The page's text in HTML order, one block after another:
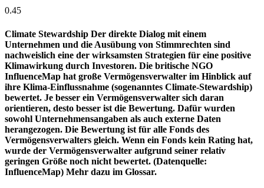
0.45
Climate Stewardship Der direkte Dialog mit einem
Unternehmen und die Ausübung von Stimmrechten sind
nachweislich eine der wirksamsten Strategien für eine positive
Klimawirkung durch Investoren. Die britische NGO
InfluenceMap hat große Vermögensverwalter im Hinblick auf
ihre Klima-Einflussnahme (sogenanntes Climate-Stewardship)
bewertet. Je besser ein Vermögensverwalter sich daran
orientieren, desto besser ist die Bewertung. Dafür wurden
sowohl Unternehmensangaben als auch externe Daten
herangezogen. Die Bewertung ist für alle Fonds des
Vermögensverwalters gleich. Wenn ein Fonds kein Rating hat,
wurde der Vermögensverwalter aufgrund seiner relativ
geringen Größe noch nicht bewertet. (Datenquelle:
InfluenceMap) Mehr dazu im Glossar.